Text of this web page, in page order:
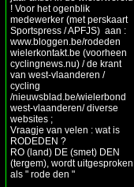
! Voor het ogenblik
medewerker (met perskaart
Sportspress / APFJS) aan :
www.bloggen.be/rodeden
wielerkontakt.be (voorheen
cyclingnews.nu) / de krant
van west-vlaanderen /
cycling
/nieuwsblad.be/wielerbond
west-vlaanderen/ diverse
websites ;
Vraagje van velen : wat is
RODEDEN ?
RO (land) DE (smet) DEN
(tergem), wordt uitgesproken
als " rode den "